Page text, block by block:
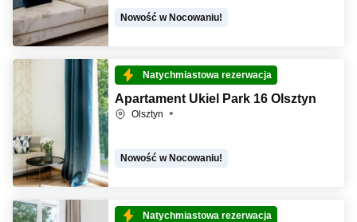
Nowość w Nocowaniu!
Natychmiastowa rezerwacja
Apartament Ukiel Park 16 Olsztyn
Olsztyn
Nowość w Nocowaniu!
Natychmiastowa rezerwacja